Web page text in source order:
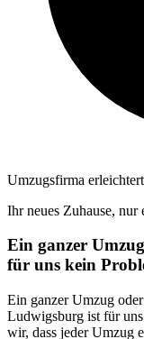
Umzugsfirma
Ihr neues Zuhause,
Ein ganzer
für uns kein
Ein ganzer Umzug
Ludwigsburg ist für
wir, dass jeder Umzug